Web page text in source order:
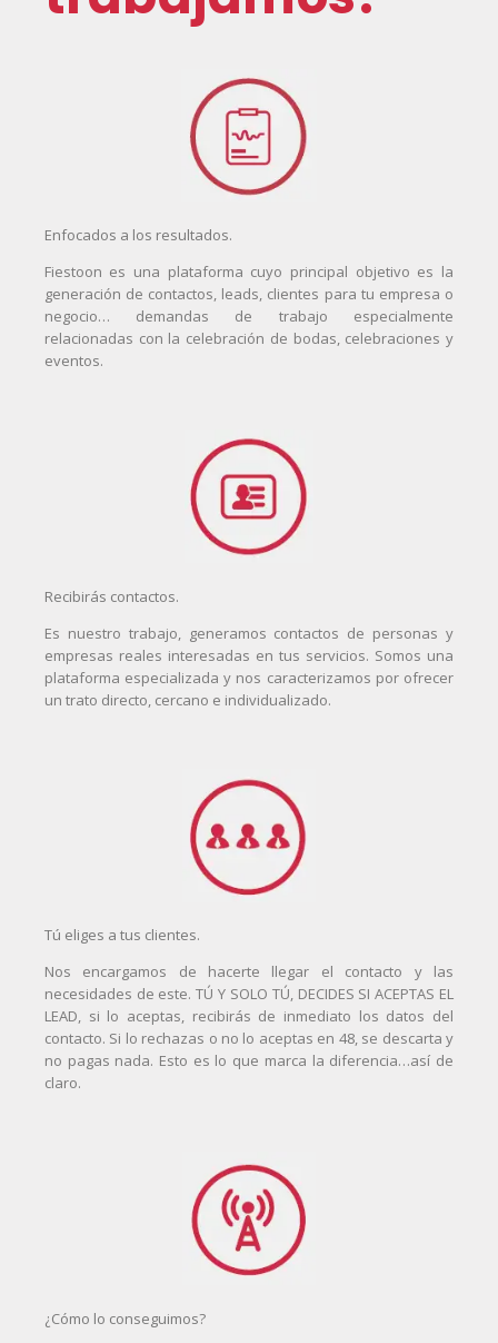
Enfocados a los resultados.
Fiestoon es una plataforma cuyo principal objetivo es la
generación de contactos, leads, clientes para tu empresa o
negocio… demandas de trabajo especialmente
relacionadas con la celebración de bodas, celebraciones y
eventos.
Recibirás contactos.
Es nuestro trabajo, generamos contactos de personas y
empresas reales interesadas en tus servicios. Somos una
plataforma especializada y nos caracterizamos por ofrecer
un trato directo, cercano e individualizado.
Tú eliges a tus clientes.
Nos encargamos de hacerte llegar el contacto y las
necesidades de este. TÚ Y SOLO TÚ, DECIDES SI ACEPTAS EL
LEAD, si lo aceptas, recibirás de inmediato los datos del
contacto. Si lo rechazas o no lo aceptas en 48, se descarta y
no pagas nada. Esto es lo que marca la diferencia…así de
claro.
¿Cómo lo conseguimos?